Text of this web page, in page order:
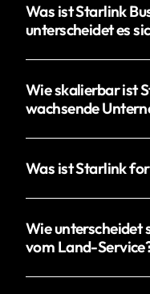
Was ist Starlink
unterscheidet es
Wie skalierbar ist
wachsende
Was ist Starlink
Wie unterscheidet
vom Land-